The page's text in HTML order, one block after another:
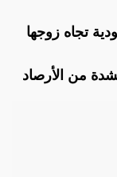
تجاه زوجها
بشدة من الأرصاد